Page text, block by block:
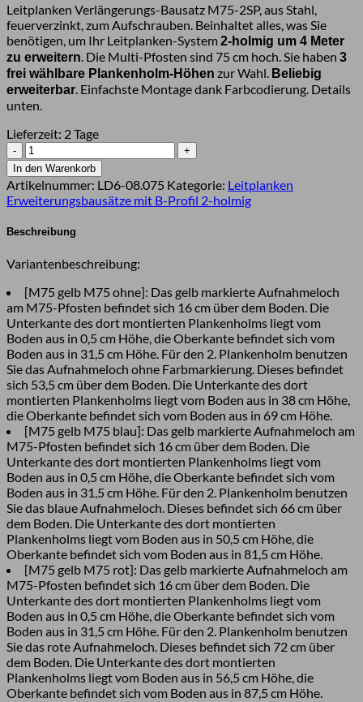
Leitplanken Verlängerungs-Bausatz M75-2SP, aus Stahl,
feuerverzinkt, zum Aufschrauben. Beinhaltet alles, was Sie
benötigen, um Ihr Leitplanken-System2-holmig um 4 Meter
zu erweitern. Die Multi-Pfosten sind 75 cm hoch. Sie haben 3
frei wählbare Plankenholm-Höhen zur Wahl. Beliebig
erweiterbar. Einfachste Montage dank Farbcodierung. Details
unten.
Lieferzeit: 2 Tage
Leitplanken
Verlängerungs-
Bausatz
M75-
2SP,
m,
zum
Aufschrauben,
Stahl,
Profil
B
Menge
In den Warenkorb
Artikelnummer: LD6-08.075 Kategorie: Leitplanken
Erweiterungsbausätze mit B-Profil 2-holmig
Beschreibung
Variantenbeschreibung:
[M75 gelb M75 ohne]: Das gelb markierte Aufnahmeloch
am M75-Pfosten befindet sich 16 cm über dem Boden. Die
Unterkante des dort montierten Plankenholms liegt vom
Boden aus in 0,5 cm Höhe, die Oberkante befindet sich vom
Boden aus in 31,5 cm Höhe. Für den 2. Plankenholm benutzen
Sie das Aufnahmeloch ohne Farbmarkierung. Dieses befindet
sich 53,5 cm über dem Boden. Die Unterkante des dort
montierten Plankenholms liegt vom Boden aus in 38 cm Höhe,
die Oberkante befindet sich vom Boden aus in 69 cm Höhe.
[M75 gelb M75 blau]: Das gelb markierte Aufnahmeloch am
M75-Pfosten befindet sich 16 cm über dem Boden. Die
Unterkante des dort montierten Plankenholms liegt vom
Boden aus in 0,5 cm Höhe, die Oberkante befindet sich vom
Boden aus in 31,5 cm Höhe. Für den 2. Plankenholm benutzen
Sie das blaue Aufnahmeloch. Dieses befindet sich 66 cm über
dem Boden. Die Unterkante des dort montierten
Plankenholms liegt vom Boden aus in 50,5 cm Höhe, die
Oberkante befindet sich vom Boden aus in 81,5 cm Höhe.
[M75 gelb M75 rot]: Das gelb markierte Aufnahmeloch am
M75-Pfosten befindet sich 16 cm über dem Boden. Die
Unterkante des dort montierten Plankenholms liegt vom
Boden aus in 0,5 cm Höhe, die Oberkante befindet sich vom
Boden aus in 31,5 cm Höhe. Für den 2. Plankenholm benutzen
Sie das rote Aufnahmeloch. Dieses befindet sich 72 cm über
dem Boden. Die Unterkante des dort montierten
Plankenholms liegt vom Boden aus in 56,5 cm Höhe, die
Oberkante befindet sich vom Boden aus in 87,5 cm Höhe.